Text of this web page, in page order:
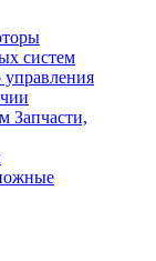
систем
Запчасти,